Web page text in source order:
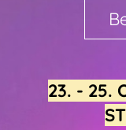
23. - 25.